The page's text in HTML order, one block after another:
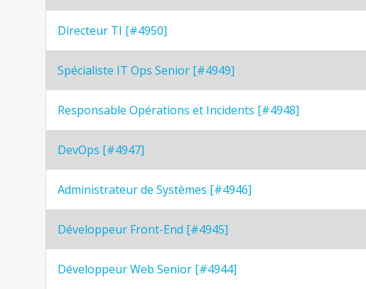
Directeur TI [#4950]
Spécialiste IT Ops Senior [#4949]
Responsable Opérations et Incidents [#4948]
DevOps [#4947]
Administrateur de Systèmes [#4946]
Développeur Front-End [#4945]
Développeur Web Senior [#4944]